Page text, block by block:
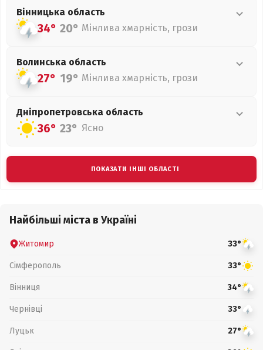
Вінницька область
34° 20° Мінлива хмарність, грози
Волинська область
27° 19° Мінлива хмарність, грози
Дніпропетровська область
36° 23° Ясно
ПОКАЗАТИ ІНШІ ОБЛАСТІ
Найбільші міста в Україні
Житомир 33°
Сімферополь 33°
Вінниця 34°
Чернівці 33°
Луцьк 27°